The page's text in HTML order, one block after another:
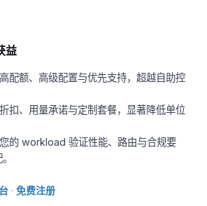
益
配额、高级配置与优先支持，超越自助控
、用量承诺与定制套餐，显著降低单位
的 workload 验证性能、路由与合规要
· 免费注册